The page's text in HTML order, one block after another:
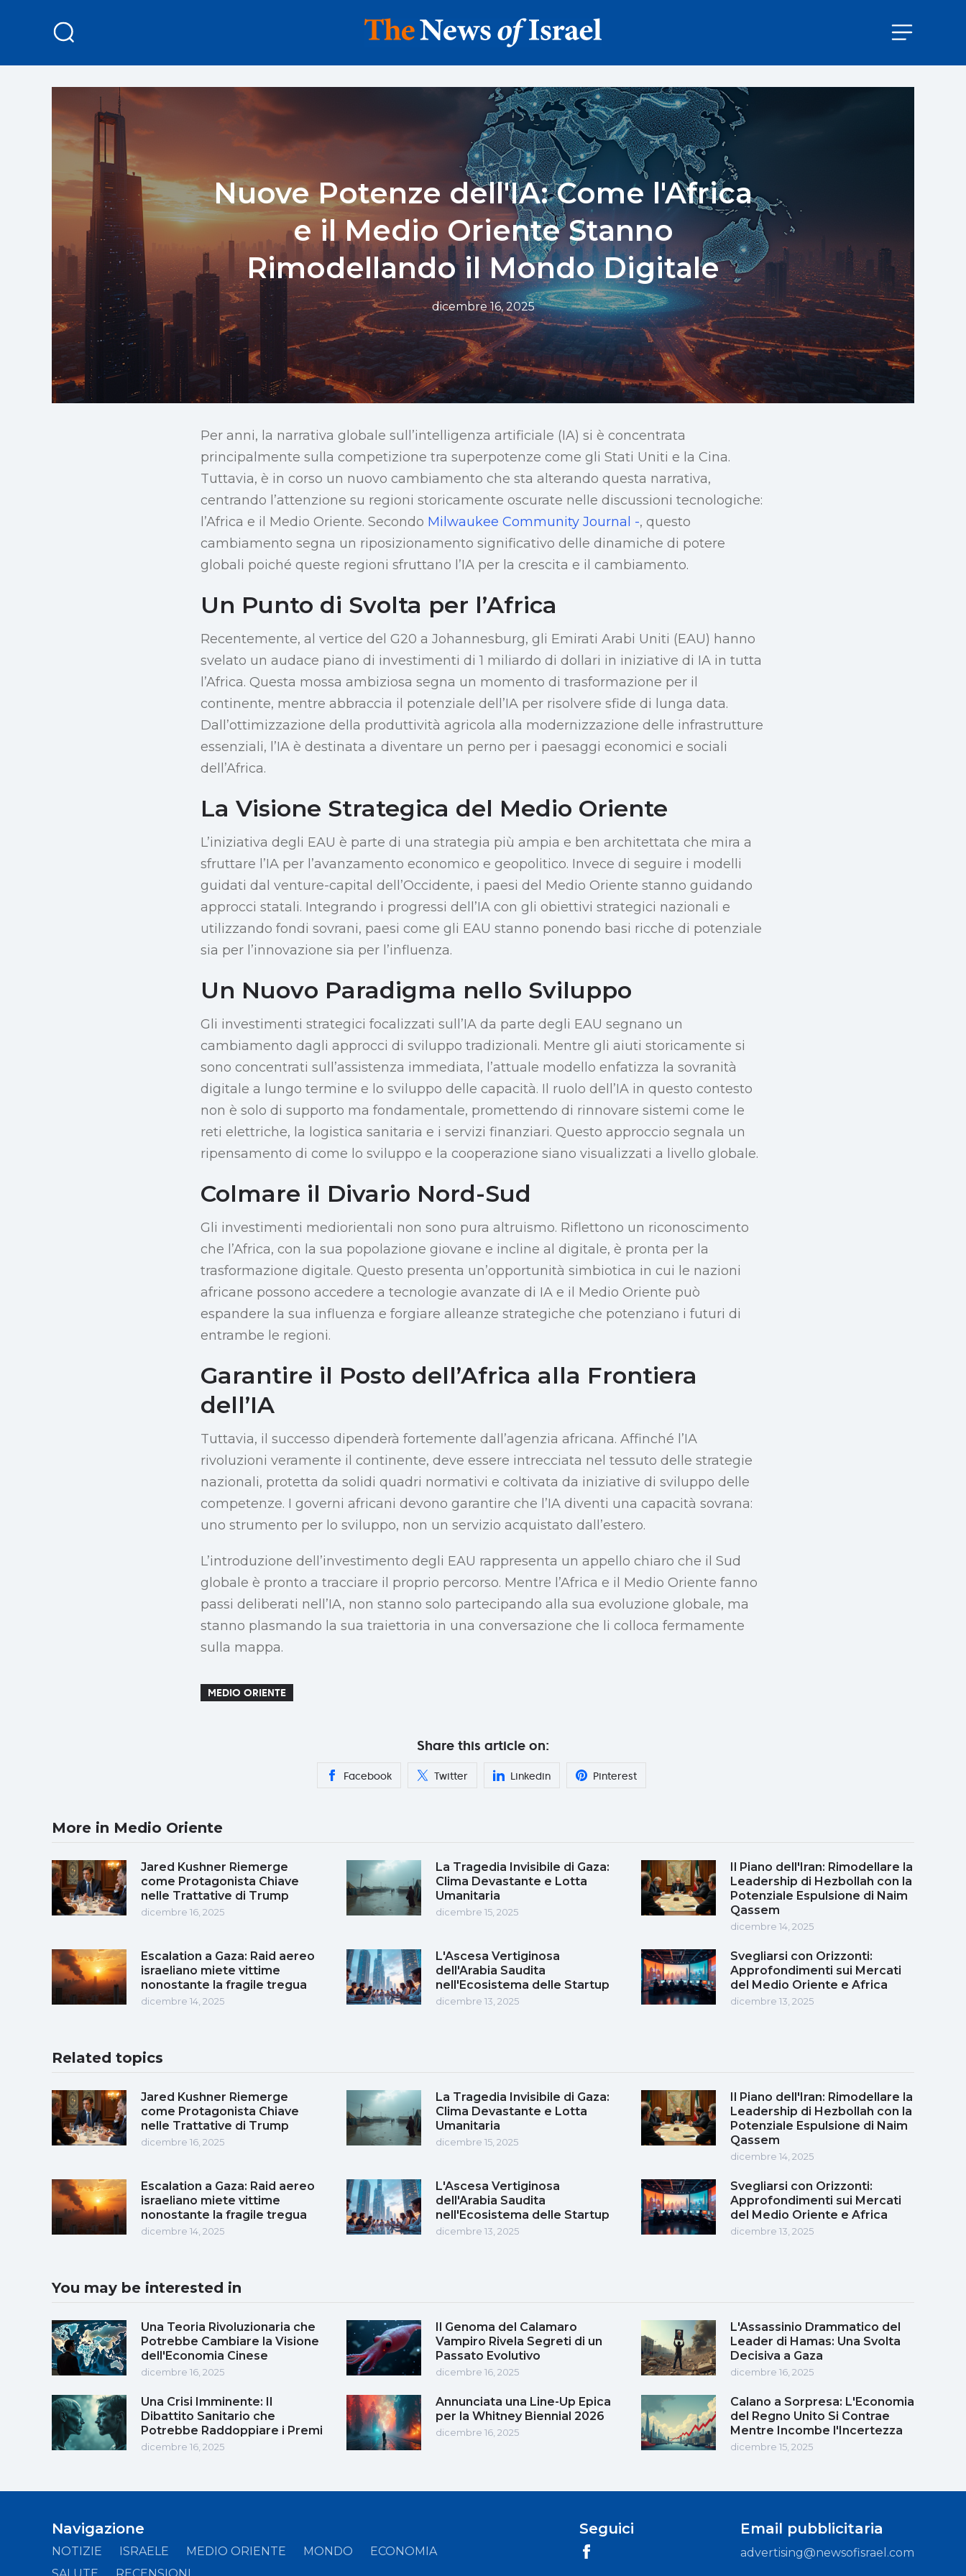
Nuove Potenze dell'IA: Come l'Africa
e il Medio Oriente Stanno
Rimodellando il Mondo Digitale
dicembre 16, 2025
Per anni, la narrativa globale sull’intelligenza artificiale (IA) si è concentrata
principalmente sulla competizione tra superpotenze come gli Stati Uniti e la Cina.
Tuttavia, è in corso un nuovo cambiamento che sta alterando questa narrativa,
centrando l’attenzione su regioni storicamente oscurate nelle discussioni tecnologiche:
l’Africa e il Medio Oriente. Secondo Milwaukee Community Journal -, questo
cambiamento segna un riposizionamento significativo delle dinamiche di potere
globali poiché queste regioni sfruttano l’IA per la crescita e il cambiamento.
Un Punto di Svolta per l’Africa
Recentemente, al vertice del G20 a Johannesburg, gli Emirati Arabi Uniti (EAU) hanno
svelato un audace piano di investimenti di 1 miliardo di dollari in iniziative di IA in tutta
l’Africa. Questa mossa ambiziosa segna un momento di trasformazione per il
continente, mentre abbraccia il potenziale dell’IA per risolvere sfide di lunga data.
Dall’ottimizzazione della produttività agricola alla modernizzazione delle infrastrutture
essenziali, l’IA è destinata a diventare un perno per i paesaggi economici e sociali
dell’Africa.
La Visione Strategica del Medio Oriente
L’iniziativa degli EAU è parte di una strategia più ampia e ben architettata che mira a
sfruttare l’IA per l’avanzamento economico e geopolitico. Invece di seguire i modelli
guidati dal venture-capital dell’Occidente, i paesi del Medio Oriente stanno guidando
approcci statali. Integrando i progressi dell’IA con gli obiettivi strategici nazionali e
utilizzando fondi sovrani, paesi come gli EAU stanno ponendo basi ricche di potenziale
sia per l’innovazione sia per l’influenza.
Un Nuovo Paradigma nello Sviluppo
Gli investimenti strategici focalizzati sull’IA da parte degli EAU segnano un
cambiamento dagli approcci di sviluppo tradizionali. Mentre gli aiuti storicamente si
sono concentrati sull’assistenza immediata, l’attuale modello enfatizza la sovranità
digitale a lungo termine e lo sviluppo delle capacità. Il ruolo dell’IA in questo contesto
non è solo di supporto ma fondamentale, promettendo di rinnovare sistemi come le
reti elettriche, la logistica sanitaria e i servizi finanziari. Questo approccio segnala un
ripensamento di come lo sviluppo e la cooperazione siano visualizzati a livello globale.
Colmare il Divario Nord-Sud
Gli investimenti mediorientali non sono pura altruismo. Riflettono un riconoscimento
che l’Africa, con la sua popolazione giovane e incline al digitale, è pronta per la
trasformazione digitale. Questo presenta un’opportunità simbiotica in cui le nazioni
africane possono accedere a tecnologie avanzate di IA e il Medio Oriente può
espandere la sua influenza e forgiare alleanze strategiche che potenziano i futuri di
entrambe le regioni.
Garantire il Posto dell’Africa alla Frontiera
dell’IA
Tuttavia, il successo dipenderà fortemente dall’agenzia africana. Affinché l’IA
rivoluzioni veramente il continente, deve essere intrecciata nel tessuto delle strategie
nazionali, protetta da solidi quadri normativi e coltivata da iniziative di sviluppo delle
competenze. I governi africani devono garantire che l’IA diventi una capacità sovrana:
uno strumento per lo sviluppo, non un servizio acquistato dall’estero.
L’introduzione dell’investimento degli EAU rappresenta un appello chiaro che il Sud
globale è pronto a tracciare il proprio percorso. Mentre l’Africa e il Medio Oriente fanno
passi deliberati nell’IA, non stanno solo partecipando alla sua evoluzione globale, ma
stanno plasmando la sua traiettoria in una conversazione che li colloca fermamente
sulla mappa.
MEDIO ORIENTE
Share this article on:
Facebook Twitter Linkedin Pinterest
More in Medio Oriente
Jared Kushner Riemerge
come Protagonista Chiave
nelle Trattative di Trump
dicembre 16, 2025
La Tragedia Invisibile di Gaza:
Clima Devastante e Lotta
Umanitaria
dicembre 15, 2025
Il Piano dell'Iran: Rimodellare la
Leadership di Hezbollah con la
Potenziale Espulsione di Naim
Qassem
dicembre 14, 2025
Escalation a Gaza: Raid aereo
israeliano miete vittime
nonostante la fragile tregua
dicembre 14, 2025
L'Ascesa Vertiginosa
dell'Arabia Saudita
nell'Ecosistema delle Startup
dicembre 13, 2025
Svegliarsi con Orizzonti:
Approfondimenti sui Mercati
del Medio Oriente e Africa
dicembre 13, 2025
Related topics
Jared Kushner Riemerge
come Protagonista Chiave
nelle Trattative di Trump
dicembre 16, 2025
La Tragedia Invisibile di Gaza:
Clima Devastante e Lotta
Umanitaria
dicembre 15, 2025
Il Piano dell'Iran: Rimodellare la
Leadership di Hezbollah con la
Potenziale Espulsione di Naim
Qassem
dicembre 14, 2025
Escalation a Gaza: Raid aereo
israeliano miete vittime
nonostante la fragile tregua
dicembre 14, 2025
L'Ascesa Vertiginosa
dell'Arabia Saudita
nell'Ecosistema delle Startup
dicembre 13, 2025
Svegliarsi con Orizzonti:
Approfondimenti sui Mercati
del Medio Oriente e Africa
dicembre 13, 2025
You may be interested in
Una Teoria Rivoluzionaria che
Potrebbe Cambiare la Visione
dell'Economia Cinese
dicembre 16, 2025
Il Genoma del Calamaro
Vampiro Rivela Segreti di un
Passato Evolutivo
dicembre 16, 2025
L'Assassinio Drammatico del
Leader di Hamas: Una Svolta
Decisiva a Gaza
dicembre 16, 2025
Una Crisi Imminente: Il
Dibattito Sanitario che
Potrebbe Raddoppiare i Premi
dicembre 16, 2025
Annunciata una Line-Up Epica
per la Whitney Biennial 2026
dicembre 16, 2025
Calano a Sorpresa: L'Economia
del Regno Unito Si Contrae
Mentre Incombe l'Incertezza
dicembre 15, 2025
Navigazione
NOTIZIE ISRAELE MEDIO ORIENTE MONDO
ECONOMIA
SALUTE
RECENSIONI
Seguici Email pubblicitaria
advertising@newsofisrael.com